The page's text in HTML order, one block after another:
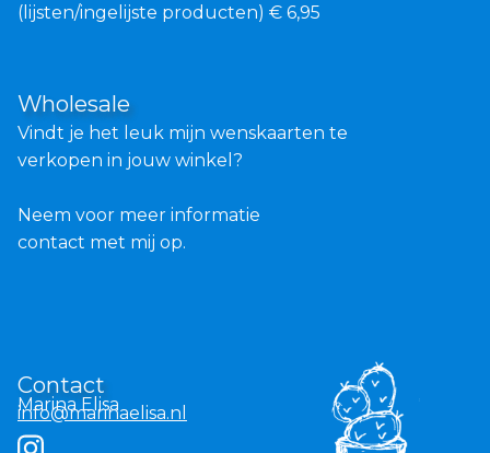
(lijsten/ingelijste producten) € 6,95
Wholesale
Vindt je het leuk mijn wenskaarten te
verkopen in jouw winkel?
Neem voor meer informatie
contact met mij op.
Contact
Marina Elisa
info@marinaelisa.nl